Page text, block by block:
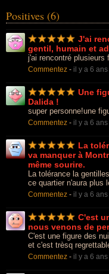
Positives (6)
J'ai
gentil, humain et
j'ai rencontré plusieurs
Commentez - il y a 6 ans
Une
Dalida !
super personne!une
Commentez - il y a 6 ans
La
va manquer à
même sourire.
La tolérance la
ce quartier n'aura plus
Commentez - il y a 6 ans
C'est
nous venons de
C'est une figure des
et c'est trèsq
Commentez - il y a 6 ans